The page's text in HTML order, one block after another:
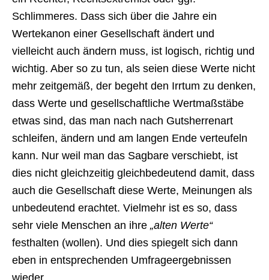
Schlimmeres. Dass sich über die Jahre ein
Wertekanon einer Gesellschaft ändert und
vielleicht auch ändern muss, ist logisch, richtig und
wichtig. Aber so zu tun, als seien diese Werte nicht
mehr zeitgemäß, der begeht den Irrtum zu denken,
dass Werte und gesellschaftliche Wertmaßstäbe
etwas sind, das man nach nach Gutsherrenart
schleifen, ändern und am langen Ende verteufeln
kann. Nur weil man das Sagbare verschiebt, ist
dies nicht gleichzeitig gleichbedeutend damit, dass
auch die Gesellschaft diese Werte, Meinungen als
unbedeutend erachtet. Vielmehr ist es so, dass
sehr viele Menschen an ihre „alten Werte“
festhalten (wollen). Und dies spiegelt sich dann
eben in entsprechenden Umfrageergebnissen